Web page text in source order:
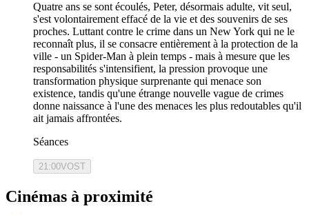
Quatre ans se sont écoulés, Peter, désormais adulte, vit seul,
s'est volontairement effacé de la vie et des souvenirs de ses
proches. Luttant contre le crime dans un New York qui ne le
reconnaît plus, il se consacre entièrement à la protection de la
ville - un Spider-Man à plein temps - mais à mesure que les
responsabilités s'intensifient, la pression provoque une
transformation physique surprenante qui menace son
existence, tandis qu'une étrange nouvelle vague de crimes
donne naissance à l'une des menaces les plus redoutables qu'il
ait jamais affrontées.
Séances
21:00VOST
Cinémas à proximité